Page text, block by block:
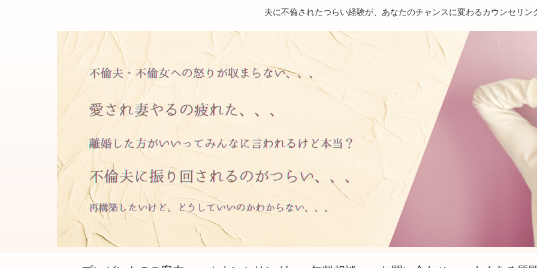
夫に不倫されたつらい経験が、あなたのチャンスに変わるカウンセリン